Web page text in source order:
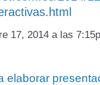
17, 2014 a las
elaborar